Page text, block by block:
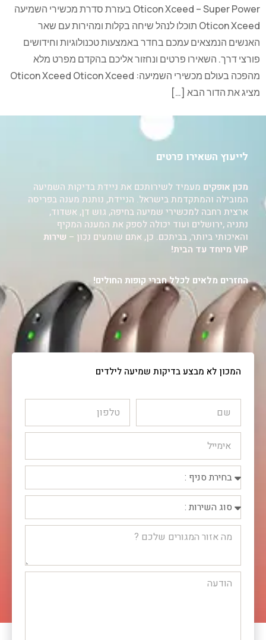
Oticon Xceed – Super Power בעזרת סדרת מכשירי השמיעה
Oticon Xceed תוכלו לנהל שיחה בקלות ומהירות עם שאר
האנשים הנמצאים עמכם בחדר באמצעות טכנולוגיות וחידושים
פורצי דרך. השאירו פרטים ונחזור אליכם בהקדם מפרט מלא
מהפכה בעולם מכשירי השמיעה: Oticon Xceed Oticon Xceed
מציג את הדור הבא […]
לייעוץ השאירו פרטים
מכון אופקים מעמיד לשירותכם את ניידת בדיקות השמיעה
המובילה והמתקדמת בישראל. הניידת, נותנת מענה בפריסה
ארצית רחבה למכשירי שמיעה בחיפה, גוש דן, אשדוד,
נתניה ,ירושלים ועוד יכולה לספק את המענה המקיף
והאיכותי ביותר, בביתכם. כן, אתם שומעים נכון – שירות
VIP מיוחד עד הבית!
החזרים מלאים לכלל חברי קופות החולים!
המכון לא מבצע בדיקות שמיעה לילדים